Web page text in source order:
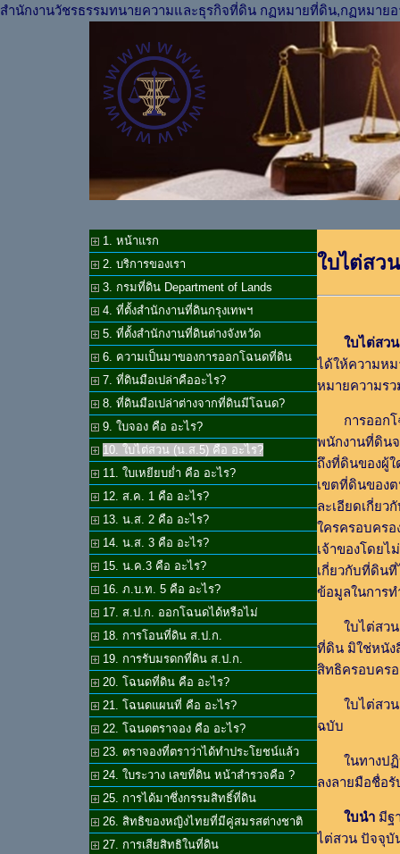
สำนักงานวัชรธรรมทนายความและธุรกิจที่ดิน กฏหมายที่ดิน,กฏหมาย
1. หน้าแรก
2. บริการของเรา
3. กรมที่ดิน Department of Lands
4. ที่ตั้งสำนักงานที่ดินกรุงเทพฯ
5. ที่ตั้งสำนักงานที่ดินต่างจังหวัด
6. ความเป็นมาของการออกโฉนดที่ดิน
7. ที่ดินมือเปล่าคืออะไร?
8. ที่ดินมือเปล่าต่างจากที่ดินมีโฉนด?
9. ใบจอง คือ อะไร?
10. ใบไต่สวน (น.ส.5) คือ อะไร?
11. ใบเหยียบย่ำ คือ อะไร?
12. ส.ค. 1 คือ อะไร?
13. น.ส. 2 คือ อะไร?
14. น.ส. 3 คือ อะไร?
15. น.ค.3 คือ อะไร?
16. ภ.บ.ท. 5 คือ อะไร?
17. ส.ป.ก. ออกโฉนดได้หรือไม่
18. การโอนที่ดิน ส.ป.ก.
19. การรับมรดกที่ดิน ส.ป.ก.
20. โฉนดที่ดิน คือ อะไร?
21. โฉนดแผนที่ คือ อะไร?
22. โฉนดตราจอง คือ อะไร?
23. ตราจองที่ตราว่าได้ทำประโยชน์แล้ว
24. ใบระวาง เลขที่ดิน หน้าสำรวจคือ ?
25. การได้มาซึ่งกรรมสิทธิ์ที่ดิน
26. สิทธิของหญิงไทยที่มีคู่สมรสต่างชาติ
27. การเสียสิทธิในที่ดิน
ใบไต่สว
ใบไต่สว
ได้ให้ความห
หมายความร
การออก
พนักงานที่ดินจ
ถึงที่ดินของผู้
เขตที่ดินของ
ละเอียดเกี่ยว
ใครครอบคร
เจ้าของโดย
เกี่ยวกับที่ดินที่
ข้อมูลในการ
ใบไต่สว
ที่ดิน มิใช่หนัง
สิทธิครอบครอ
ใบไต่สว
ฉบับ
ในทางป
ลงลายมือชื่อ
ใบนำ มีฐ
ไต่สวน ปัจจุบั